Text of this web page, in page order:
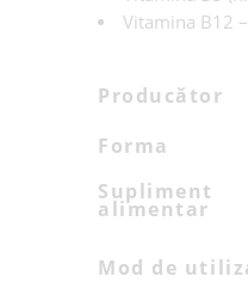
Vitamina B12
Producător
Forma
Supliment
alimentar
Mod de